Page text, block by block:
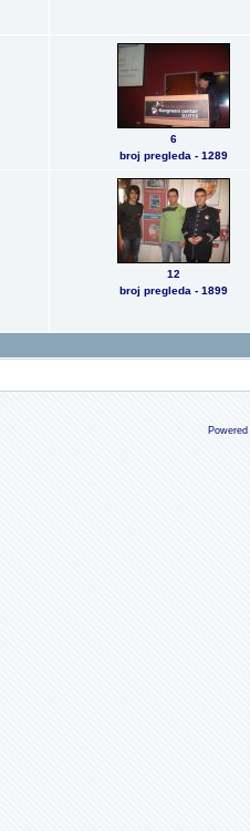
6
broj pregleda - 1289
12
broj pregleda - 1899